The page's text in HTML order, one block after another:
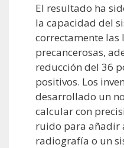
El resultado ha
la capacidad del
correctamente las
precancerosas,
reducción del 36
positivos. Los
desarrollado un
calcular con
ruido para añadir
radiografía o un